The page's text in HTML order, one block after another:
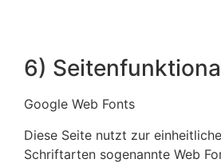
6)
Google Web Fonts
Diese Seite nutzt zur
Schriftarten sogenannte Web